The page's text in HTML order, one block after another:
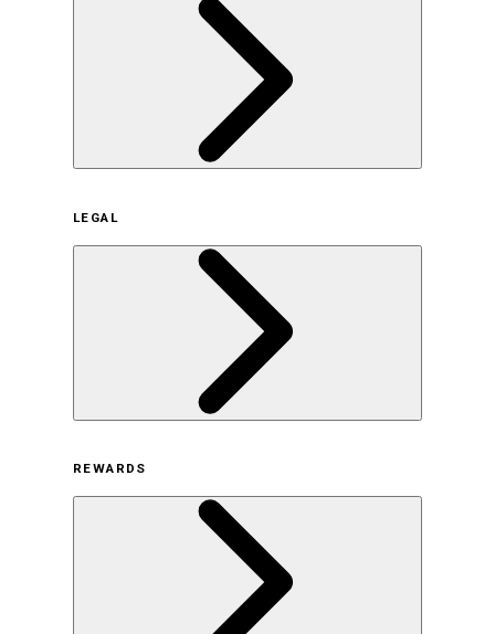
サステナビリティの取り組み（日本）
サステナビリティの取り組み（米国/英語）
ヒストリー
採用情報
LEGAL
オンラインストア利用規約
プライバシーポリシー
特定商取引法に基づく表示
古物営業法に基づく表示
REWARDS